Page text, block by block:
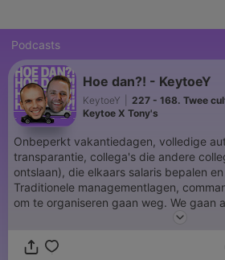
Podcasts
Hoe dan?! - KeytoeY
KeytoeY
227 - 168. Twee
Keytoe X Tony's
Onbeperkt vakantiedagen, volledige
transparantie, collega's die andere
ontslaan), die elkaars salaris bepalen
Traditionele managementlagen,
om te organiseren gaan weg. We gaan anders organiseren.
floreren. Ced en Len maakten de reeks